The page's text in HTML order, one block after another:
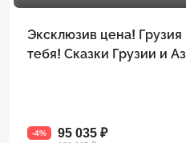
Эксклюзив цена!
тебя! Сказки Грузии и
-4% 95 035 ₽